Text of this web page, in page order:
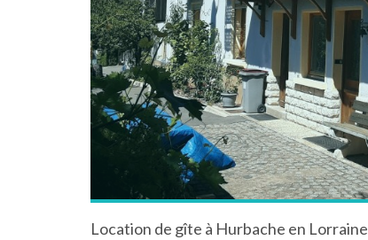
Location de gîte à Hurbache en Lorraine